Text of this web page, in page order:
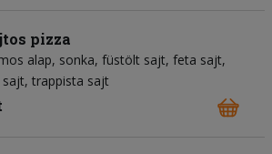
pizza
alap sonka füstölt sajt feta sajt
sajt trappista sajt